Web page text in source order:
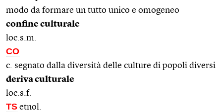
modo da formare un tutto unico e omogeneo
confine culturale
loc.s.m.
CO
c. segnato dalla diversità delle culture di popoli diversi
deriva culturale
loc.s.f.
TS etnol.